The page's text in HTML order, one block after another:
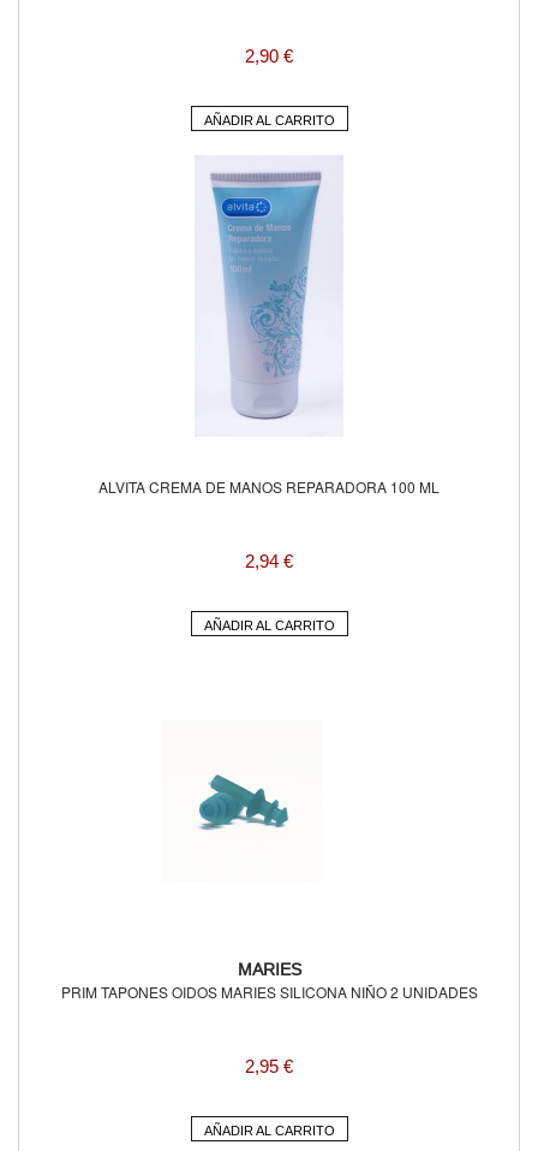
2,90 €
AÑADIR AL CARRITO
ALVITA CREMA DE MANOS REPARADORA 100 ML
2,94 €
AÑADIR AL CARRITO
MARIES
PRIM TAPONES OIDOS MARIES SILICONA NIÑO 2 UNIDADES
2,95 €
AÑADIR AL CARRITO